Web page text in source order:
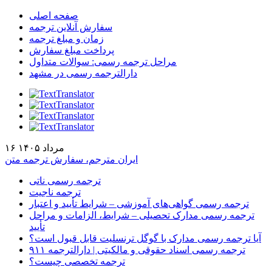
صفحه اصلی
سفارش آنلاین ترجمه
زمان و مبلغ ترجمه
پرداخت مبلغ سفارش
مراحل ترجمه رسمی: سوالات متداول
دارالترجمه رسمی در مشهد
۱۶ مرداد ۱۴۰۵
ایران مترجم، سفارش ترجمه متن
ترجمه رسمی ناتی
ترجمه ناجیت
ترجمه رسمی گواهی‌های آموزشی – شرایط تأیید و اعتبار
ترجمه رسمی مدارک تحصیلی – شرایط، الزامات و مراحل
تأیید
آیا ترجمه رسمی مدارک با گوگل ترنسلیت قابل قبول است؟
ترجمه رسمی اسناد حقوقی و مالکیتی | دارالترجمه ۹۱۱
ترجمه تخصصی چیست؟